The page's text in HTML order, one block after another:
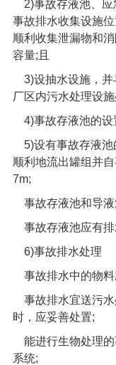
2)事故存液池、
事故排水收集设施
顺利收集泄漏物和
容量; 且
3)设抽水设施，
厂区内污水处理设施
4)事故存液池的设
5)设有事故存液
顺利地流出罐组并
7m;
事故存液池和导
事故存液池应有排
6)事故排水处理
事故排水中的物
事故排水宜送污
时，应妥善处置;
能进行生物处理
系统;